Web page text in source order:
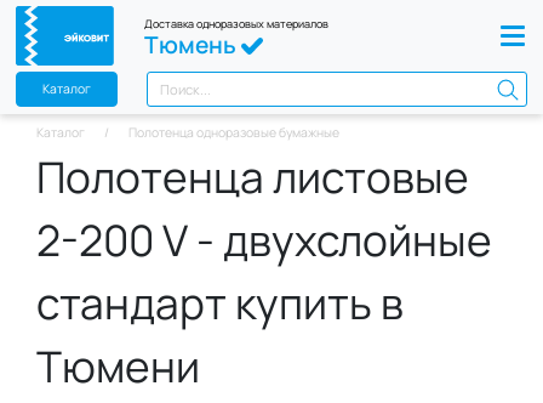
Доставка одноразовых материалов
Тюмень
Каталог
Каталог Полотенца одноразовые бумажные
Полотенца листовые
2-200 V - двухслойные
стандарт купить в
Тюмени